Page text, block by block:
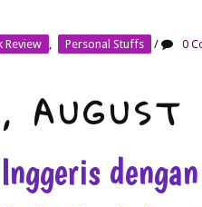
Review Personal Stuffs / 0